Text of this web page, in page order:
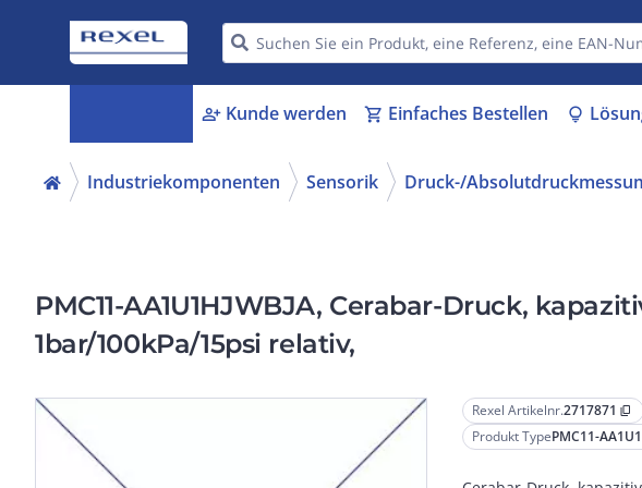
person_add Kunde werden shopping_cart Einfaches Bestellen lightbulb
Industriekomponenten Sensorik Druck-/
PMC11-AA1U1HJWBJA, Cerabar-Druck, kapazitiv.; +/-0,5%; M16,
1bar/100kPa/15psi relativ,
Rexel Artikelnr.2717871 content_copy
Produkt TypePMC11-